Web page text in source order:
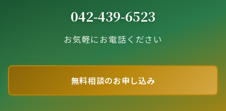
042-439-6523
お気軽にお電話ください
無料相談のお申し込み